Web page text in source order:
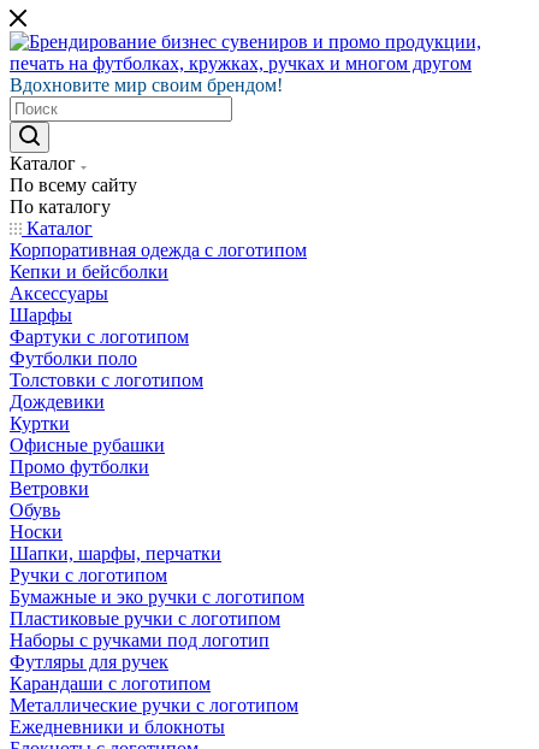
Вдохновите мир своим брендом!
Каталог
По всему сайту
По каталогу
Каталог
Корпоративная одежда с логотипом
Кепки и бейсболки
Аксессуары
Шарфы
Фартуки с логотипом
Футболки поло
Толстовки с логотипом
Дождевики
Куртки
Офисные рубашки
Промо футболки
Ветровки
Обувь
Носки
Шапки, шарфы, перчатки
Ручки с логотипом
Бумажные и эко ручки с логотипом
Пластиковые ручки с логотипом
Наборы с ручками под логотип
Футляры для ручек
Карандаши с логотипом
Металлические ручки с логотипом
Ежедневники и блокноты